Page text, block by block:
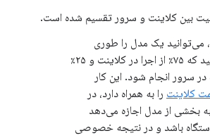
بین کلاینت و سرور تقسیم شده است.
می‌توانید یک مدل را طوری
تقسیم کنید که ۷۵٪ از اجرا در کلاینت و ۲۵٪
در سرور انجام شود. این کار
کلاینت را به همراه دارد، در
بخشی از مدل اجازه می‌دهد
باشد و در نتیجه خصوصی